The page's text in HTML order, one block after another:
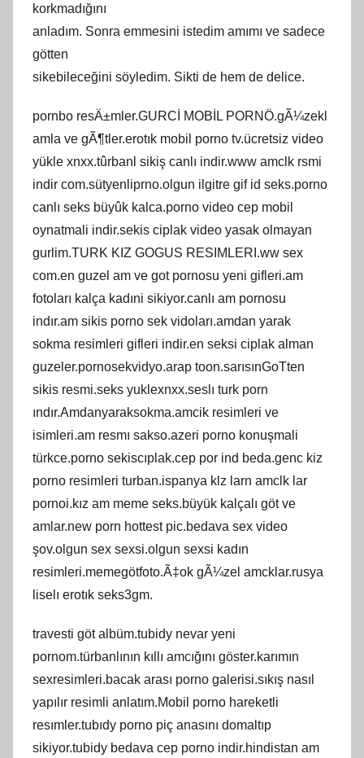
korkmadığını
anladım. Sonra emmesini istedim amımı ve sadece
götten
sikebileceğini söyledim. Sikti de hem de delice.
pornbo resÄ±mler.GURCİ MOBİL PORNÖ.gÃ¼zekl
amla ve gÃ¶tler.erotık mobil porno tv.ücretsiz video
yükle xnxx.tûrbanl sikiş canlı indir.www amclk rsmi
indir com.sütyenliprno.olgun ilgitre gif id seks.porno
canlı seks büyûk kalca.porno video cep mobil
oynatmali indir.sekis ciplak video yasak olmayan
gurlim.TURK KIZ GOGUS RESIMLERI.ww sex
com.en guzel am ve got pornosu yeni gifleri.am
fotoları kalça kadıni sikiyor.canlı am pornosu
indır.am sikis porno sek vidoları.amdan yarak
sokma resimleri gifleri indir.en seksi ciplak alman
guzeler.pornosekvidyo.arap toon.sarısınGoTten
sikis resmi.seks yuklexnxx.seslı turk porn
ındır.Amdanyaraksokma.amcik resimleri ve
isimleri.am resmı sakso.azeri porno konuşmali
türkce.porno sekiscıplak.cep por ind beda.genc kiz
porno resimleri turban.ispanya klz larn amclk lar
pornoi.kız am meme seks.büyük kalçalı göt ve
amlar.new porn hottest pic.bedava sex video
şov.olgun sex sexsi.olgun sexsi kadın
resimleri.memegötfoto.Ã‡ok gÃ¼zel amcklar.rusya
liselı erotık seks3gm.
travesti göt albüm.tubidy nevar yeni
pornom.türbanlının kıllı amcığını göster.karımın
sexresimleri.bacak arası porno galerisi.sıkış nasıl
yapılır resimli anlatım.Mobil porno hareketli
resımler.tubıdy porno piç anasını domaltıp
sikiyor.tubidy bedava cep porno indir.hindistan am